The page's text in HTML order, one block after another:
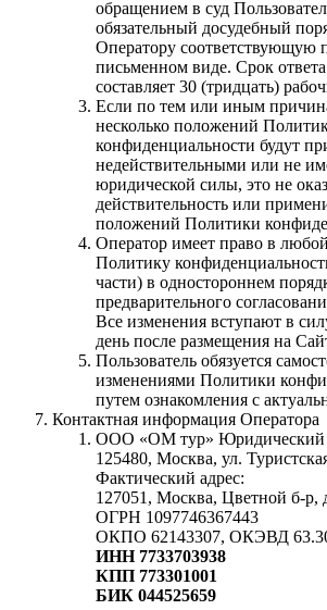
обращением в суд
обязательный досудебный
Оператору соответствующую
письменном виде. Срок
составляет 30 (тридцать)
Если по тем или иным
несколько положений
конфиденциальности будут
недействительными или не
юридической силы, это не
действительность или
положений Политики
Оператор имеет право в
Политику
части) в одностороннем
предварительного
Все изменения вступают в
день после размещения на
Пользователь обязуется
изменениями Политики
путем ознакомления с
Контактная информация Оператора
ООО «ОМ тур» Юридический
125480, Москва, ул.
Фактический адрес:
127051, Москва, Цветной б-р,
ОГРН 1097746367443
ОКПО 62143307, ОКЭВД
ИНН 7733703938
КПП 773301001
БИК 044525659